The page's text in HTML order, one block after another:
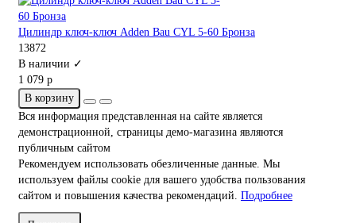
Цилиндр ключ-ключ Adden Bau CYL 5-60 Бронза
13872
В наличии ✓
1 079 р
В корзину
Вся информация представленная на сайте является
демонстрационной, страницы демо-магазина являются
публичным сайтом
Рекомендуем использовать обезличенные данные. Мы
используем файлы cookie для вашего удобства пользования
сайтом и повышения качества рекомендаций. Подробнее